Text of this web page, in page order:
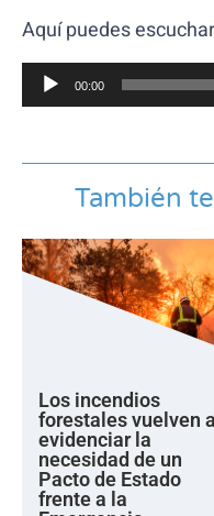
Aquí puedes
Reproductor
de
00:00
También
Los incendios
forestales vuelven a
evidenciar la
necesidad de un
Pacto de Estado
frente a la